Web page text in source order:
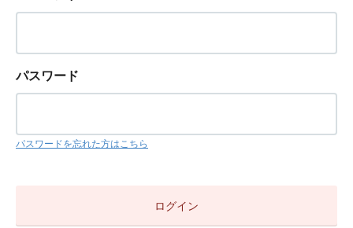
パスワード
パスワードを忘れた方はこちら